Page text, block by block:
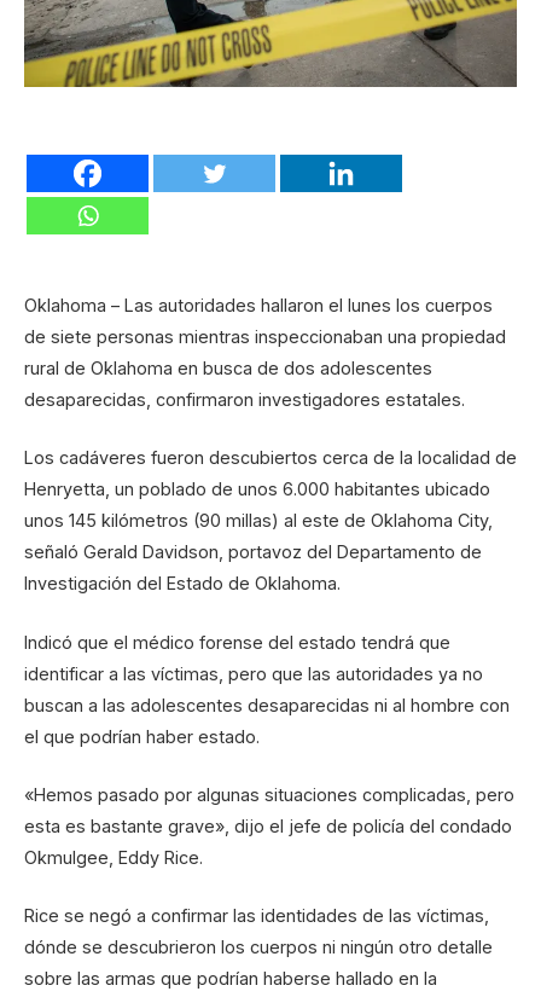
Oklahoma – Las autoridades hallaron el lunes los cuerpos
de siete personas mientras inspeccionaban una propiedad
rural de Oklahoma en busca de dos adolescentes
desaparecidas, confirmaron investigadores estatales.
Los cadáveres fueron descubiertos cerca de la localidad de
Henryetta, un poblado de unos 6.000 habitantes ubicado
unos 145 kilómetros (90 millas) al este de Oklahoma City,
señaló Gerald Davidson, portavoz del Departamento de
Investigación del Estado de Oklahoma.
Indicó que el médico forense del estado tendrá que
identificar a las víctimas, pero que las autoridades ya no
buscan a las adolescentes desaparecidas ni al hombre con
el que podrían haber estado.
«Hemos pasado por algunas situaciones complicadas, pero
esta es bastante grave», dijo el jefe de policía del condado
Okmulgee, Eddy Rice.
Rice se negó a confirmar las identidades de las víctimas,
dónde se descubrieron los cuerpos ni ningún otro detalle
sobre las armas que podrían haberse hallado en la